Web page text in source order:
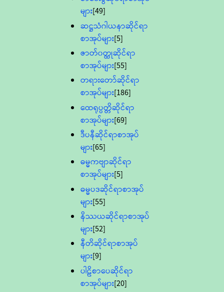
များ[49]
ဆဋ္ဌသံဂါယနာဆိုင်ရာ
စာအုပ်များ[5]
ဇာတ်၀တ္ထုဆိုင်ရာ
စာအုပ်များ[55]
တရားတော်ဆိုင်ရာ
စာအုပ်များ[186]
ထေရုပ္ပတ္တိဆိုင်ရာ
စာအုပ်များ[69]
ဒီပနီဆိုင်ရာစာအုပ်
များ[65]
ဓမ္မကဗျာဆိုင်ရာ
စာအုပ်များ[5]
ဓမ္မပဒဆိုင်ရာစာအုပ်
များ[55]
နိဿယဆိုင်ရာစာအုပ်
များ[52]
နီတိဆိုင်ရာစာအုပ်
များ[9]
ပါဠိစာပေဆိုင်ရာ
စာအုပ်များ[20]